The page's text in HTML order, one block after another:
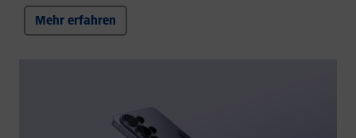
Mehr erfahren